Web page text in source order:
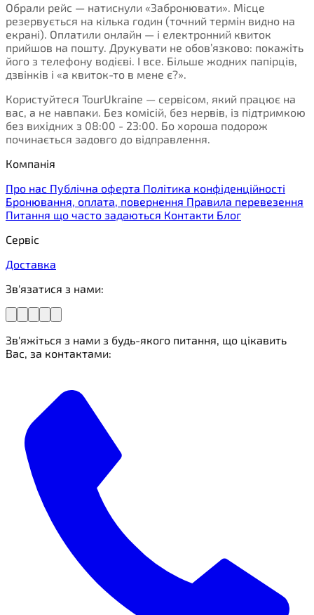
Обрали рейс — натиснули «Забронювати». Місце
резервується на кілька годин (точний термін видно на
екрані). Оплатили онлайн — і електронний квиток
прийшов на пошту. Друкувати не обов’язково: покажіть
його з телефону водієві. І все. Більше жодних папірців,
дзвінків і «а квиток-то в мене є?».
Користуйтеся TourUkraine — сервісом, який працює на
вас, а не навпаки. Без комісій, без нервів, із підтримкою
без вихідних з 08:00 - 23:00. Бо хороша подорож
починається задовго до відправлення.
Компанія
Про нас Публічна оферта Політика конфіденційності
Бронювання, оплата, повернення Правила перевезення
Питання що часто задаються Контакти Блог
Сервіс
Доставка
Зв'язатися з нами:
Зв'яжіться з нами з будь-якого питання, що цікавить
Вас, за контактами: